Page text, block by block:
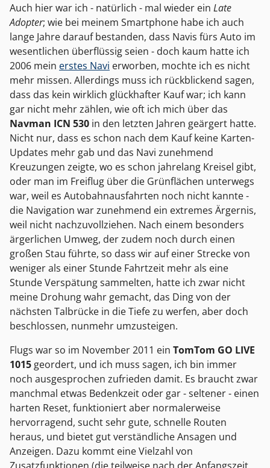
Auch hier war ich - natürlich - mal wieder ein Late
Adopter; wie bei meinem Smartphone habe ich auch
lange Jahre darauf bestanden, dass Navis fürs Auto im
wesentlichen überflüssig seien - doch kaum hatte ich
2006 mein erstes Navi erworben, mochte ich es nicht
mehr missen. Allerdings muss ich rückblickend sagen,
dass das kein wirklich glückhafter Kauf war; ich kann
gar nicht mehr zählen, wie oft ich mich über das
Navman ICN 530 in den letzten Jahren geärgert hatte.
Nicht nur, dass es schon nach dem Kauf keine Karten-
Updates mehr gab und das Navi zunehmend
Kreuzungen zeigte, wo es schon jahrelang Kreisel gibt,
oder man im Freiflug über die Grünflächen unterwegs
war, weil es Autobahnausfahrten noch nicht kannte -
die Navigation war zunehmend ein extremes Ärgernis,
weil nicht nachzuvollziehen. Nach einem besonders
ärgerlichen Umweg, der zudem noch durch einen
großen Stau führte, so dass wir auf einer Strecke von
weniger als einer Stunde Fahrtzeit mehr als eine
Stunde Verspätung sammelten, hatte ich zwar nicht
meine Drohung wahr gemacht, das Ding von der
nächsten Talbrücke in die Tiefe zu werfen, aber doch
beschlossen, nunmehr umzusteigen.
Flugs war so im November 2011 ein TomTom GO LIVE
1015 geordert, und ich muss sagen, ich bin immer
noch ausgesprochen zufrieden damit. Es braucht zwar
manchmal etwas Bedenkzeit oder gar - seltener - einen
harten Reset, funktioniert aber normalerweise
hervorragend, sucht sehr gute, schnelle Routen
heraus, und bietet gut verständliche Ansagen und
Anzeigen. Dazu kommt eine Vielzahl von